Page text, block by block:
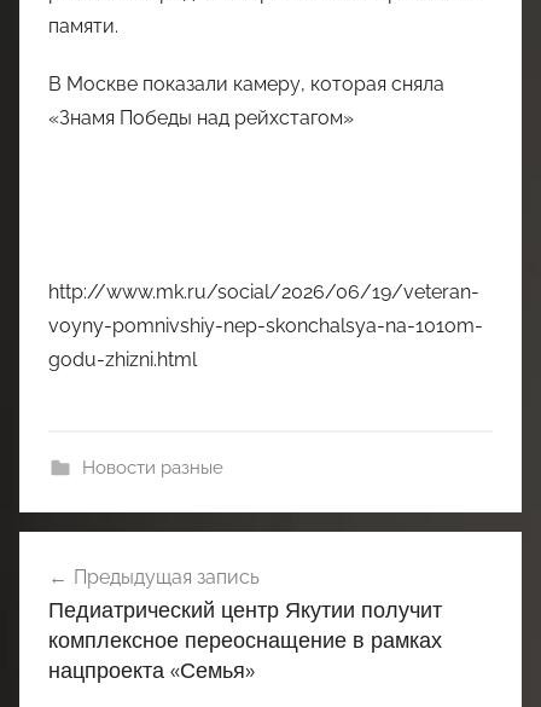
памяти.
В Москве показали камеру, которая сняла
«Знамя Победы над рейхстагом»
http://www.mk.ru/social/2026/06/19/veteran-
voyny-pomnivshiy-nep-skonchalsya-na-101om-
godu-zhizni.html
Новости разные
по
записям
Предыдущая запись
Педиатрический центр Якутии получит
комплексное переоснащение в рамках
нацпроекта «Семья»